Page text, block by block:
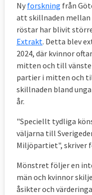
EU-kandidat
Gedin (V):
EU-kandidat Pär
Holmgren (MP):
EU-kandidat
Al-Sahlani (C):
Maria Corazza
(L):
Samtliga
svenska och
Ny forskning från
att skillnaden mellan
röstar har blivit
Extrakt. Detta blev
2024, där kvinnor
mitten och till
partier i mitten och
skillnaden bland
år.
"Speciellt tydliga
väljarna till
Miljöpartiet", skriver
Mönstret följer en
män och kvinnor
åsikter och